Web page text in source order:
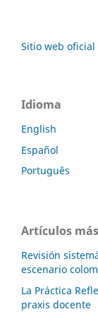
Sitio web oficial
Idioma
English
Español
Português
Artículos
Revisión
escenario
La Práctica
praxis docente